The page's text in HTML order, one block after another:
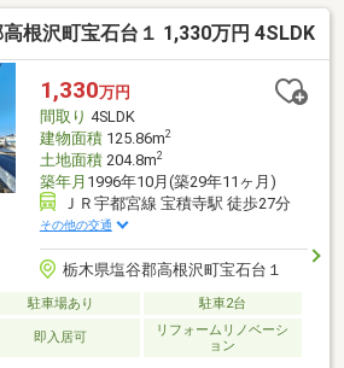
可能な井戸があります。公営水道と井
す。◆リビングは吹き抜けになってお
い光が入るリビングです。◆２階洋室は
２部屋にすることも可能です。◆敷地内
部屋になっており趣味の部屋など用途に
家庭菜園も楽しめる広々敷地です。
根沢町宝石台１ 1,330万円 4SLDK
1,330万円
間取り 4SLDK
建物面積125.86m2
土地面積204.8m2
築年月 1996年10月(築29年11ヶ月)
ＪＲ宇都宮線 宝積寺駅 徒歩27分
その他の交通
栃木県塩谷郡高根沢町宝石台１
駐車場あり 駐車2台
即入居可
リフォームリノベーシ
ョン